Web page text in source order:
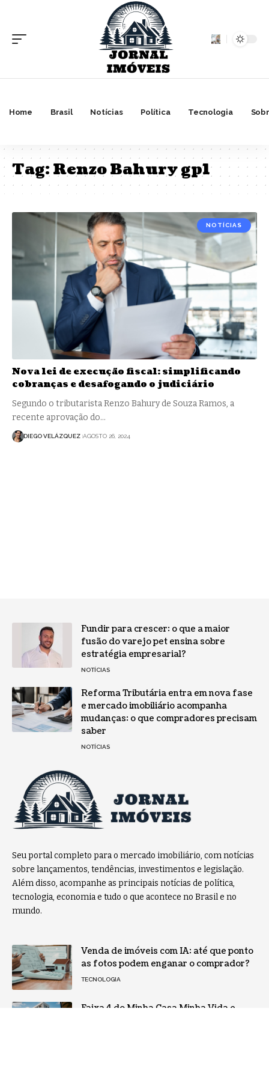
Home Brasil Notícias Política Tecnologia
Tag:Renzo Bahury gp1
NOTÍCIAS
Nova lei de execução fiscal: simplificando
cobranças e desafogando o judiciário
Segundo o tributarista Renzo Bahury de Souza Ramos, a
recente aprovação do…
DIEGO VELÁZQUEZ AGOSTO 26, 2024
Fundir para crescer: o que a maior
fusão do varejo pet ensina sobre
estratégia empresarial?
NOTÍCIAS
Reforma Tributária entra em nova fase
e mercado imobiliário acompanha
mudanças: o que compradores precisam
saber
NOTÍCIAS
Seu portal completo para o mercado imobiliário, com notícias
sobre lançamentos, tendências, investimentos e legislação.
Além disso, acompanhe as principais notícias de política,
tecnologia, economia e tudo o que acontece no Brasil e no
mundo.
Venda de imóveis com IA: até que ponto
as fotos podem enganar o comprador?
TECNOLOGIA
Faixa 4 do Minha Casa Minha Vida e